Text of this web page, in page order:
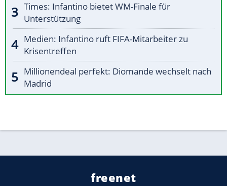
Times: Infantino bietet WM-Finale für
Unterstützung
Medien: Infantino ruft FIFA-Mitarbeiter zu
Krisentreffen
Millionendeal perfekt: Diomande wechselt nach
Madrid
freenet